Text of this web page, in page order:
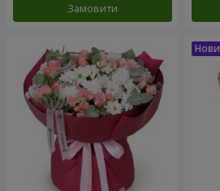
Замовити